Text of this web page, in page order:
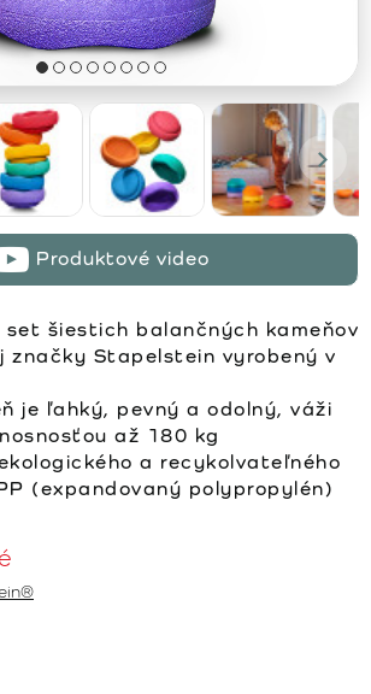
Produktové video
set šiestich balančných kameňov
značky Stapelstein vyrobený v
je ľahký, pevný a odolný, váži
až 180 kg
a recykolvateľného
(expandovaný polypropylén)